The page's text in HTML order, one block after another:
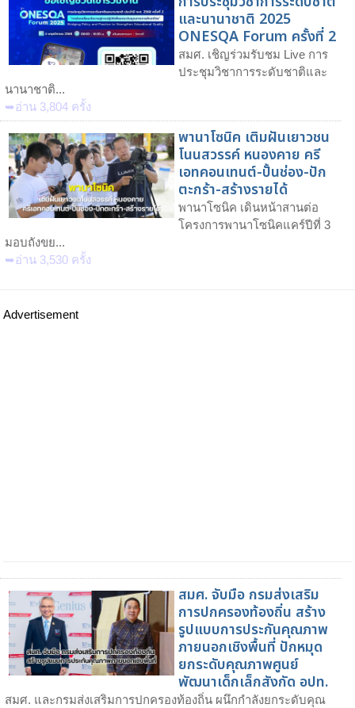
และนานาชาติ 2025
ONESQA Forum ครั้งที่ 2
สมศ. เชิญร่วมรับชม Live การ
ประชุมวิชาการระดับชาติและ
นานาชาติ...
➥อ่าน 3,804 ครั้ง
พานาโซนิค เติมฝันเยาวชน
โนนสวรรค์ หนองคาย ครี
เอทคอนเทนต์-ปั้นช่อง-ปัก
ตะกร้า-สร้างรายได้
พานาโซนิค เดินหน้าสานต่อ
โครงการพานาโซนิคแคร์ปีที่ 3
มอบถังขย...
➥อ่าน 3,530 ครั้ง
Advertisement
สมศ. จับมือ กรมส่งเสริม
การปกครองท้องถิ่น สร้าง
รูปแบบการประกันคุณภาพ
ภายนอกเชิงพื้นที่ ปักหมุด
ยกระดับคุณภาพศูนย์
พัฒนาเด็กเล็กสังกัด อปท.
สมศ. และกรมส่งเสริมการปกครองท้องถิ่น ผนึกกำลังยกระดับคุณ